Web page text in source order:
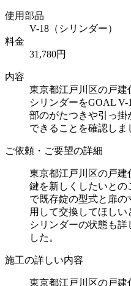
使用部品
V-18（シリンダー）
料金
31,780円
内容
東京都江戸川区の戸
シリンダーをGOAL
部のがたつきや引っ掛
できることを確認しま
ご依頼・ご要望の詳細
東京都江戸川区の戸
鍵を新しくしたいと
で既存錠の型式と扉の
用して交換してほしい
シリンダーの状態も
した。
施工の詳しい内容
東京都江戸川区の戸